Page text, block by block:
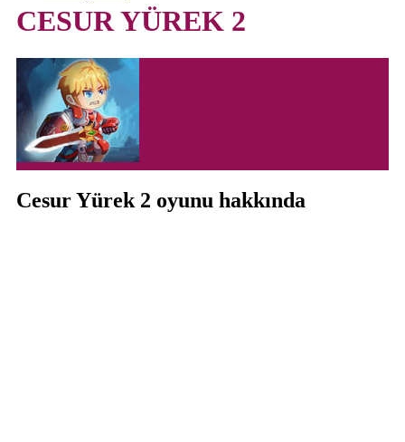
CESUR YÜREK 2
Cesur Yürek 2 oyunu hakkında